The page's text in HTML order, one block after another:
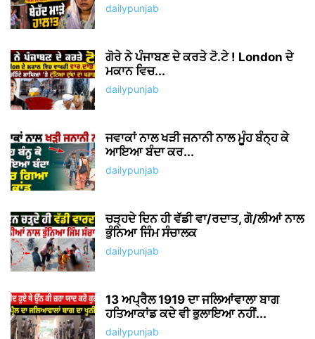
dailypunjab
ਗੋਰੇ ਨੇ ਪੰਜਾਬਣ ਦੇ ਕਰਤੇ ਟੋ.ਟੇ ! London ਦੇ
ਮਕਾਨ ਵਿਚ...
dailypunjab
ਜਵਾਕਾਂ ਨਾਲ ਖੜੀ ਜਨਾਨੀ ਨਾਲ ਮੂੰਹ ਬੰਨ੍ਹ ਕੇ
ਆਇਆ ਬੰਦਾ ਕਰ...
dailypunjab
ਚੜ੍ਹਦੇ ਦਿਨ ਹੀ ਵੱਡੀ ਵਾ/ਰਦਾਤ, ਗੋ/ਲੀਆਂ ਨਾਲ
ਭੁੰਨਿਆ ਜਿੰਮ ਸੰਚਾਲਕ
dailypunjab
13 ਅਪ੍ਰੈਲ 1919 ਦਾ ਜਲਿਆਂਵਾਲਾ ਬਾਗ
ਹਤਿਆਕਾਂਡ ਕਦੇ ਵੀ ਭੁਲਾਇਆ ਨਹੀਂ...
dailypunjab